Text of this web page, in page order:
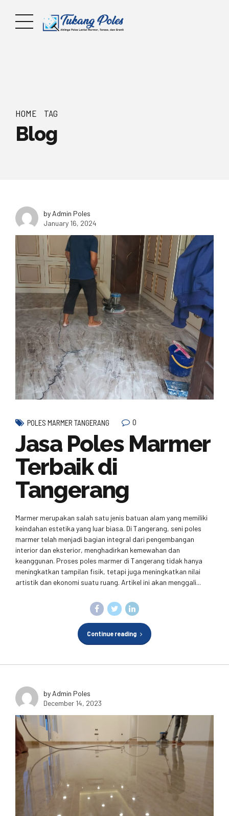
HOME TAG
Blog
by Admin Poles
January 16, 2024
POLES MARMER TANGERANG 0
Jasa Poles Marmer
Terbaik di
Tangerang
Marmer merupakan salah satu jenis batuan alam yang memiliki
keindahan estetika yang luar biasa. Di Tangerang, seni poles
marmer telah menjadi bagian integral dari pengembangan
interior dan eksterior, menghadirkan kemewahan dan
keanggunan. Proses poles marmer di Tangerang tidak hanya
meningkatkan tampilan fisik, tetapi juga meningkatkan nilai
artistik dan ekonomi suatu ruang. Artikel ini akan menggali...
Continue reading
by Admin Poles
December 14, 2023